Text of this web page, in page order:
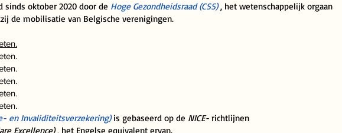
oktober 2020 door de Hoge Gezondheidsraad (CSS) , het wetenschappelijk orgaan
de mobilisatie van Belgische verenigingen.
en Invaliditeitsverzekering) is gebaseerd op de NICE- richtlijnen
Excellence) , het Engelse equivalent ervan.